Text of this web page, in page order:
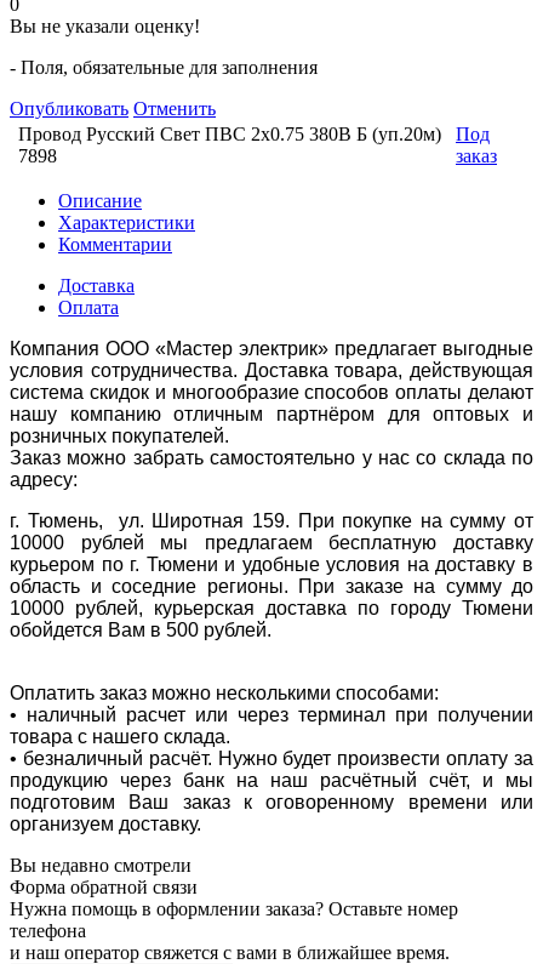
Вы не указали оценку!
- Поля, обязательные для заполнения
Опубликовать Отменить
Провод Русский Свет ПВС 2х0.75 380В Б (уп.20м)
7898
Под
заказ
Описание
Характеристики
Комментарии
Доставка
Оплата
Компания ООО «Мастер электрик» предлагает выгодные
условия сотрудничества. Доставка товара, действующая
система скидок и многообразие способов оплаты делают
нашу компанию отличным партнёром для оптовых и
розничных покупателей.
Заказ можно забрать самостоятельно у нас со склада по
адресу:
г. Тюмень, ул. Широтная 159. При покупке на сумму от
10000 рублей мы предлагаем бесплатную доставку
курьером по г. Тюмени и удобные условия на доставку в
область и соседние регионы. При заказе на сумму до
10000 рублей, курьерская доставка по городу Тюмени
обойдется Вам в 500 рублей.
Оплатить заказ можно несколькими способами:
• наличный расчет или через терминал при получении
товара с нашего склада.
• безналичный расчёт. Нужно будет произвести оплату за
продукцию через банк на наш расчётный счёт, и мы
подготовим Ваш заказ к оговоренному времени или
организуем доставку.
Вы недавно смотрели
Форма обратной связи
Нужна помощь в оформлении заказа? Оставьте номер
телефона
и наш оператор свяжется с вами в ближайшее время.